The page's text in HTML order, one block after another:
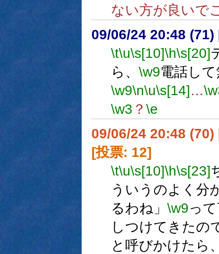
ない方が良いで
09/06/24 20:48 (71)
\t\u\s[10]\h\s[20]
ら、 \w9電話し
\w9\n\u\s[14]…
\w3 ？ \e
09/06/24 20:48 (70)
[投票: 12]
\t\u\s[10]\h\s[23]
ういうのよく分
るわね」 \w9っ
しつけてきたの
と呼びかけたら